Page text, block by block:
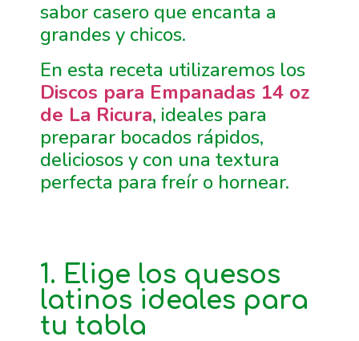
sabor casero que encanta a
grandes y chicos.
En esta receta utilizaremos los
Discos para Empanadas 14 oz
de La Ricura, ideales para
preparar bocados rápidos,
deliciosos y con una textura
perfecta para freír o hornear.
1. Elige los quesos
latinos ideales para
tu tabla